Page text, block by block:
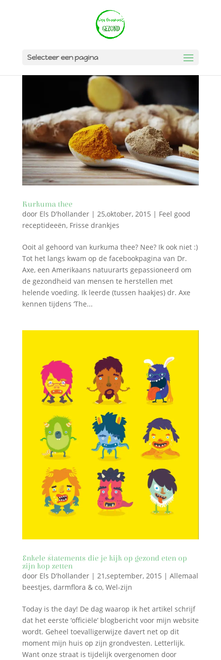
Selecteer een pagina
Kurkuma thee
door Els D'hollander| 25,oktober, 2015 | Feel good
receptideeën, Frisse drankjes
Ooit al gehoord van kurkuma thee? Nee? Ik ook niet :)
Tot het langs kwam op de facebookpagina van Dr.
Axe, een Amerikaans natuurarts gepassioneerd om
de gezondheid van mensen te herstellen met
helende voeding. Ik leerde (tussen haakjes) dr. Axe
kennen tijdens ‘The...
Enkele statements die je kijk op gezond eten op
zijn kop zetten
door Els D'hollander| 21,september, 2015 | Allemaal
beestjes, darmflora & co, Wel-zijn
Today is the day! De dag waarop ik het artikel schrijf
dat het eerste ‘officiële’ blogbericht voor mijn website
wordt. Geheel toevalligerwijze davert net op dit
moment mijn huis op zijn grondvesten. Letterlijk.
Want onze straat is tijdelijk overgenomen door